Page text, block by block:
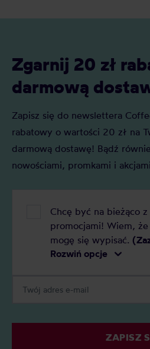
Zgarnij 20 zł
darmową
Zapisz się do newslettera
rabatowy o wartości 20 zł na
darmową dostawę! Bądź
nowościami, promkami i
Chcę być na bieżąco
promocjami! Wiem,
mogę się wypisać.
Rozwiń opcje
ZAPISZ